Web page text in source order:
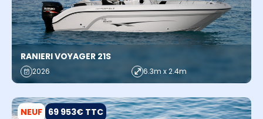
RANIERI VOYAGER 21S
2026 6.3m x 2.4m
NEUF 69 953€ TTC